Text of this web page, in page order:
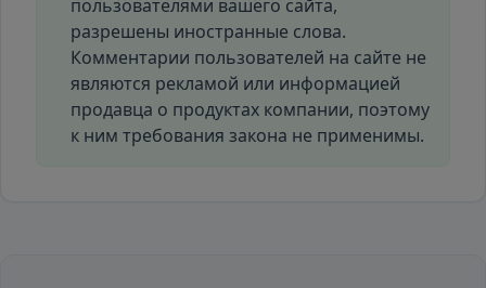
пользователями вашего сайта,
разрешены иностранные слова.
Комментарии пользователей на сайте не
являются рекламой или информацией
продавца о продуктах компании, поэтому
к ним требования закона не применимы.